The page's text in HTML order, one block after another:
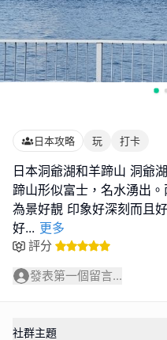
日本攻略 玩 打卡
日本洞爺湖和羊蹄山 洞爺
蹄山形似富士，名水湧出
為景好靚 印象好深刻而且
好... 更多
評分
發表第一個留言...
社群主題